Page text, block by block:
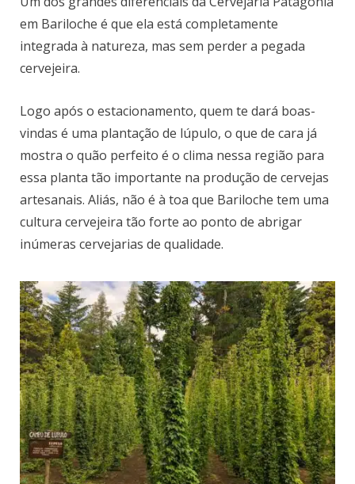
em Bariloche é que ela está completamente
integrada à natureza, mas sem perder a pegada
cervejeira.
Logo após o estacionamento, quem te dará boas-
vindas é uma plantação de lúpulo, o que de cara já
mostra o quão perfeito é o clima nessa região para
essa planta tão importante na produção de cervejas
artesanais. Aliás, não é à toa que Bariloche tem uma
cultura cervejeira tão forte ao ponto de abrigar
inúmeras cervejarias de qualidade.